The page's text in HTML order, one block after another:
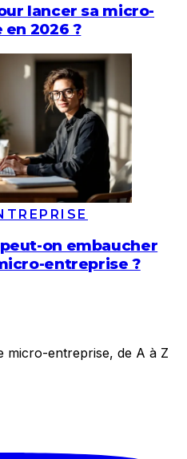
lancer sa micro-
2026 ?
on embaucher
entreprise ?
micro-entreprise, de A à Z